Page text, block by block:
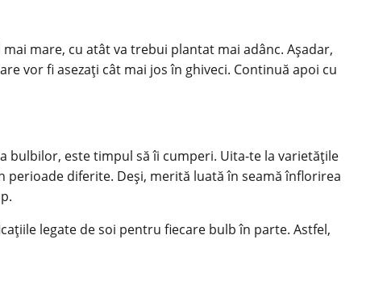
mare, cu atât va trebui plantat mai adânc. Așadar,
vor fi asezați cât mai jos în ghiveci. Continuă apoi cu
bulbilor, este timpul să îi cumperi. Uita-te la varietățile
diferite. Deși, merită luată în seamă înflorirea
legate de soi pentru fiecare bulb în parte. Astfel,